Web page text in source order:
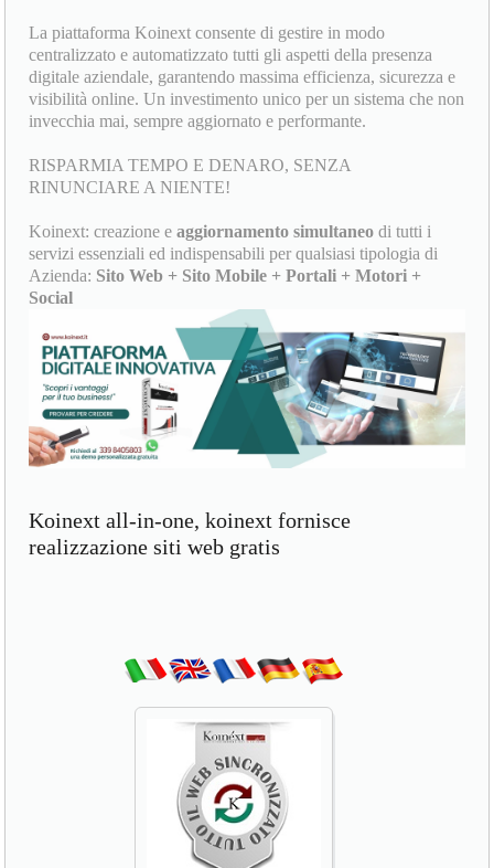
La piattaforma Koinext consente di gestire in modo
centralizzato e automatizzato tutti gli aspetti della presenza
digitale aziendale, garantendo massima efficienza, sicurezza e
visibilità online. Un investimento unico per un sistema che non
invecchia mai, sempre aggiornato e performante.
RISPARMIA TEMPO E DENARO, SENZA
RINUNCIARE A NIENTE!
Koinext: creazione eaggiornamento simultaneo di tutti i
servizi essenziali ed indispensabili per qualsiasi tipologia di
Azienda: Sito Web + Sito Mobile + Portali + Motori +
Social
Koinext all-in-one, koinext fornisce
realizzazione siti web gratis